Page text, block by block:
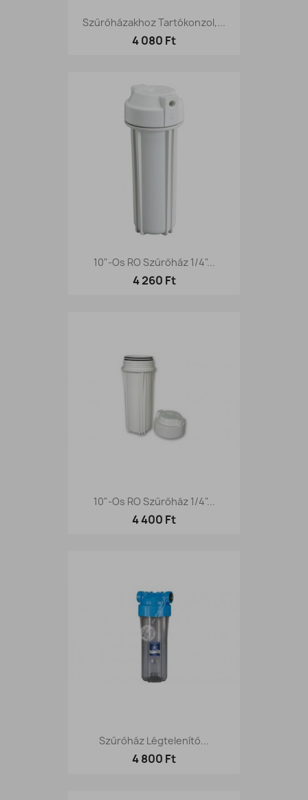
Szűrőházakhoz Tartókonzol,...
4 080 Ft
10"-Os RO Szűrőház 1/4"...
4 260 Ft
10"-Os RO Szűrőház 1/4"...
4 400 Ft
Szűrőház Légtelenítő...
4 800 Ft